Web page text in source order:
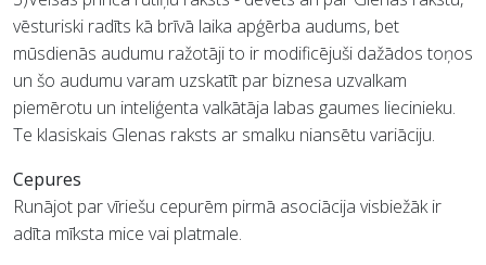
vēsturiski radīts kā brīvā laika apģērba audums, bet
mūsdienās audumu ražotāji to ir modificējuši dažādos toņos
un šo audumu varam uzskatīt par biznesa uzvalkam
piemērotu un inteliģenta valkātāja labas gaumes liecinieku.
Te klasiskais Glenas raksts ar smalku niansētu variāciju.
Cepures
Runājot par vīriešu cepurēm pirmā asociācija visbiežāk ir
adīta mīksta mice vai platmale.